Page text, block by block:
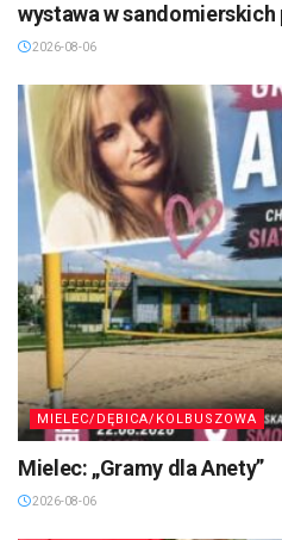
wystawa w
2026-08-06
MIELEC/DĘBICA/KOLBUSZOWA
Mielec: „Gramy dla Anety”
2026-08-06